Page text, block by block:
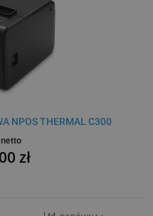
NPOS THERMAL C300
zł